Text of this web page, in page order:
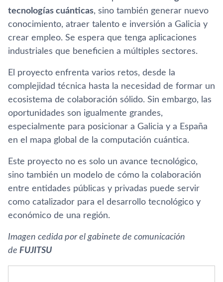
tecnologías cuánticas, sino también generar nuevo
conocimiento, atraer talento e inversión a Galicia y
crear empleo. Se espera que tenga aplicaciones
industriales que beneficien a múltiples sectores.
El proyecto enfrenta varios retos, desde la
complejidad técnica hasta la necesidad de formar un
ecosistema de colaboración sólido. Sin embargo, las
oportunidades son igualmente grandes,
especialmente para posicionar a Galicia y a España
en el mapa global de la computación cuántica.
Este proyecto no es solo un avance tecnológico,
sino también un modelo de cómo la colaboración
entre entidades públicas y privadas puede servir
como catalizador para el desarrollo tecnológico y
económico de una región.
Imagen cedida por el gabinete de comunicación
de FUJITSU